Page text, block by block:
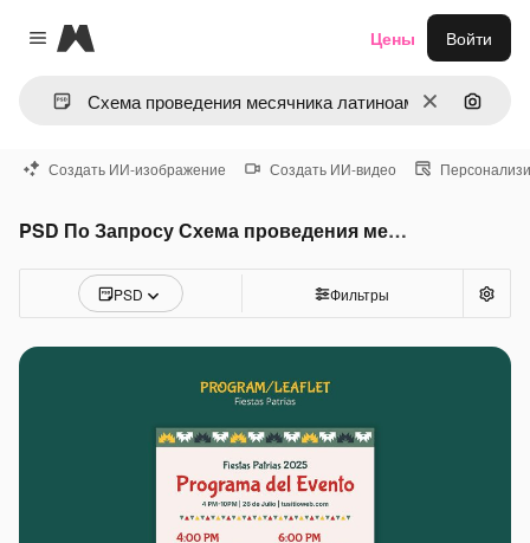
Close menu
Magnific
ОчиститьПоиск
Цены Войти
Создать ИИ-изображение Создать ИИ-видео
PSD По Запросу Схема проведения месячника латиноамериканского наследия
PSD Фильтры